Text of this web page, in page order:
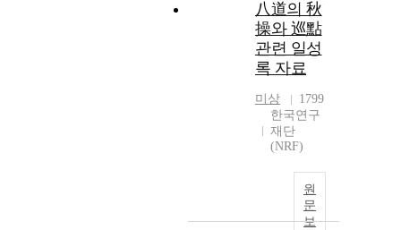
八道의 秋
操와 巡點
관련 일성
록 자료
미상
1799
한국연구
재단
(NRF)
원
문
보